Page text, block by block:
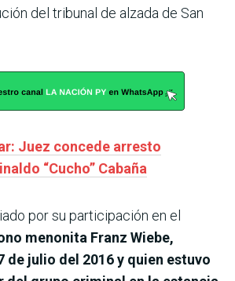
del tribunal de alzada de San
Juez concede arresto
“Cucho” Cabaña
por su participación en el
menonita Franz Wiebe,
de julio del 2016 y quien estuvo